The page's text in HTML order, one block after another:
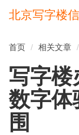
北京写字楼
首页 相关文章
写字楼
数字体
围